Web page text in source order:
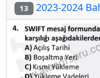
13 2023-2024